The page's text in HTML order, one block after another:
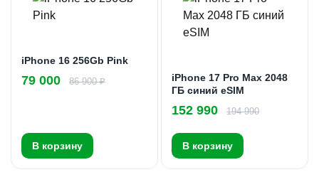
iPhone 16 256Gb Pink
79 000 86 900 ₽
В корзину
iPhone 17 Pro Max 2048
ГБ синий eSIM
152 990 194 990
В корзину